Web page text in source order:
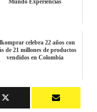
Mundo Experiencias
celebra 22 años con
de 21 millones de productos
vendidos en Colombia